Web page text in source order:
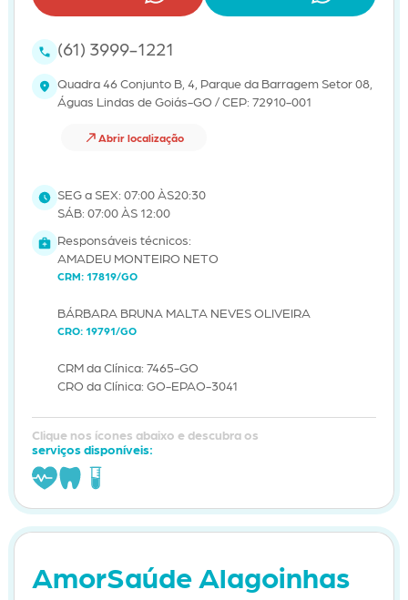
(61) 3999-1221
Quadra 46 Conjunto B, 4, Parque da Barragem Setor 08,
Águas Lindas de Goiás-GO / CEP: 72910-001
Abrir localização
SEG a SEX: 07:00 ÀS20:30
SÁB: 07:00 ÀS 12:00
Responsáveis técnicos:
AMADEU MONTEIRO NETO
CRM: 17819/GO
BÁRBARA BRUNA MALTA NEVES OLIVEIRA
CRO: 19791/GO
CRM da Clínica: 7465-GO
CRO da Clínica: GO-EPAO-3041
Clique nos ícones abaixo e descubra os
serviços disponíveis:
AmorSaúde Alagoinhas